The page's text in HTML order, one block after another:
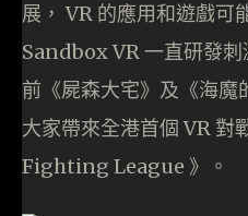
展， VR 的應用和遊戲可
Sandbox VR 一直研發刺
前《屍森大宅》及《海魔
大家帶來全港首個 VR
Fighting League 》。